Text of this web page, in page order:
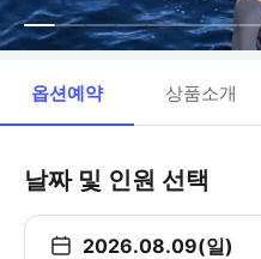
옵션예약 상품소개
날짜 및 인원 선택
2026.08.09(일)